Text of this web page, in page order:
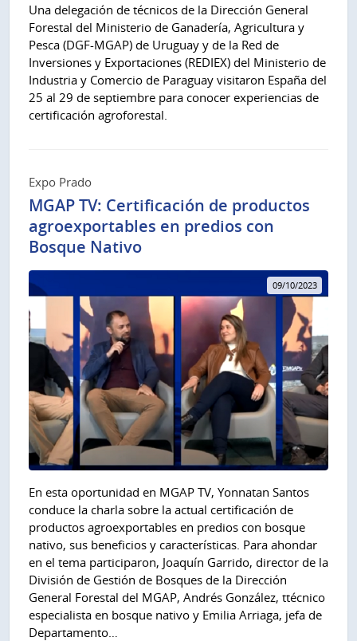
Una delegación de técnicos de la Dirección General
Forestal del Ministerio de Ganadería, Agricultura y
Pesca (DGF-MGAP) de Uruguay y de la Red de
Inversiones y Exportaciones (REDIEX) del Ministerio de
Industria y Comercio de Paraguay visitaron España del
25 al 29 de septiembre para conocer experiencias de
certificación agroforestal.
Expo Prado
MGAP TV: Certificación de productos
agroexportables en predios con
Bosque Nativo
09/10/2023
En esta oportunidad en MGAP TV, Yonnatan Santos
conduce la charla sobre la actual certificación de
productos agroexportables en predios con bosque
nativo, sus beneficios y características. Para ahondar
en el tema participaron, Joaquín Garrido, director de la
División de Gestión de Bosques de la Dirección
General Forestal del MGAP, Andrés González, ttécnico
especialista en bosque nativo y Emilia Arriaga, jefa de
Departamento…